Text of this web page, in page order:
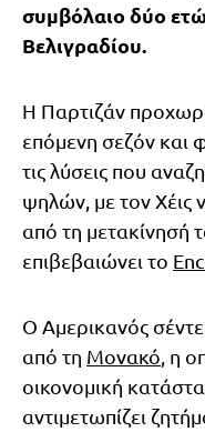
συμβόλαιο δύο
Βελιγραδίου.
Η Παρτιζάν
επόμενη σεζόν και
τις λύσεις που
ψηλών, με τον Χέις
από τη μετακίνησή
επιβεβαιώνει το
Ο Αμερικανός
από τη Μονακό , η
οικονομική
αντιμετωπίζει